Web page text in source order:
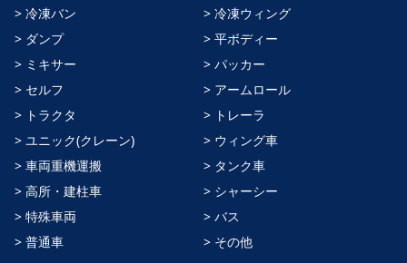
> 冷凍バン
> 冷凍ウィング
> ダンプ
> 平ボディー
> ミキサー
> パッカー
> セルフ
> アームロール
> トラクタ
> トレーラ
> ユニック(クレーン)
> ウィング車
> 車両重機運搬
> タンク車
> 高所・建柱車
> シャーシー
> 特殊車両
> バス
> 普通車
> その他